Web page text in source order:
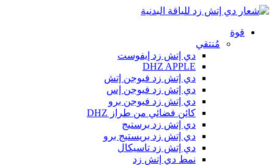
قوة
مُنتقي
دي إتش زد إيفوست
DHZ APPLE
دي إتش زد فيوجن إتش
دي إتش زد فيوجن إس
دي إتش زد فيوجن برو
كائن فضائي من طراز DHZ
دي إتش زد برستيج
دي إتش زد بريستيج برو
دي إتش زد تاسيكال
نمط دي إتش زد